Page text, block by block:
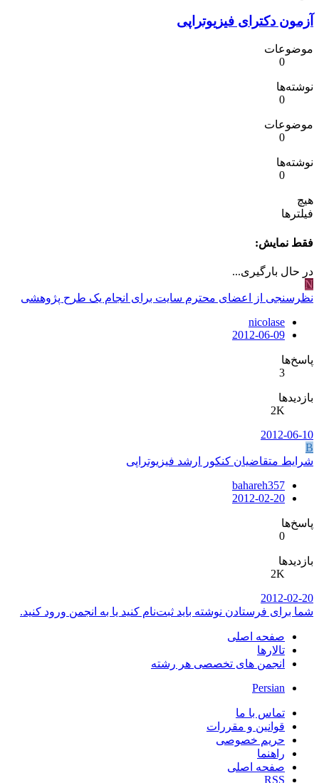
آزمون دکترای فیزیوتراپی
موضوعات
0
نوشته‌ها
0
موضوعات
0
نوشته‌ها
0
هیچ
فیلترها
فقط نمایش:
در حال بارگیری...
N
نظرسنجی از اعضای محترم سایت برای انجام یک طرح پژوهشی
nicolase
2012-06-09
پاسخ‌ها
3
بازدیدها
2K
2012-06-10
B
شرایط متقاضیان کنکور ارشد فیزیوتراپی
bahareh357
2012-02-20
پاسخ‌ها
0
بازدیدها
2K
2012-02-20
شما برای فرستادن نوشته باید ثبت‌نام کنید یا به انجمن ورود کنید.
صفحه اصلی
تالارها
انجمن های تخصصی هر رشته
Persian
تماس با ما
قوانین و مقررات
حریم خصوصی
راهنما
صفحه اصلی
RSS